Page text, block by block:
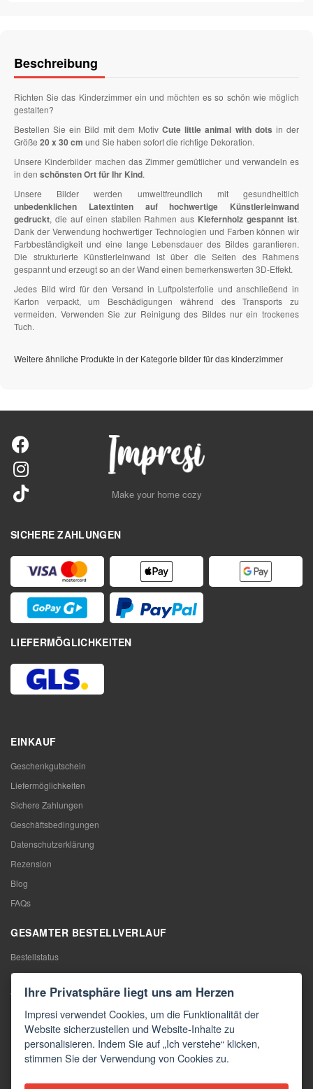
Beschreibung
Richten Sie das Kinderzimmer ein und möchten es so schön wie möglich
gestalten?
Bestellen Sie ein Bild mit dem MotivCute little animal with dots in der
Größe 20 x 30 cm und Sie haben sofort die richtige Dekoration.
Unsere Kinderbilder machen das Zimmer gemütlicher und verwandeln es
in den schönsten Ort für Ihr Kind.
Unsere Bilder werden umweltfreundlich mit gesundheitlich
unbedenklichen Latextinten auf hochwertige Künstlerleinwand
gedruckt, die auf einen stabilen Rahmen aus Kiefernholz gespannt ist.
Dank der Verwendung hochwertiger Technologien und Farben können wir
Farbbeständigkeit und eine lange Lebensdauer des Bildes garantieren.
Die strukturierte Künstlerleinwand ist über die Seiten des Rahmens
gespannt und erzeugt so an der Wand einen bemerkenswerten 3D-Effekt.
Jedes Bild wird für den Versand in Luftpolsterfolie und anschließend in
Karton verpackt, um Beschädigungen während des Transports zu
vermeiden. Verwenden Sie zur Reinigung des Bildes nur ein trockenes
Tuch.
Weitere ähnliche Produkte in der Kategorie bilder für das kinderzimmer
Make your home cozy
SICHERE ZAHLUNGEN
LIEFERMÖGLICHKEITEN
EINKAUF
Geschenkgutschein
Liefermöglichkeiten
Sichere Zahlungen
Geschäftsbedingungen
Datenschutzerklärung
Rezension
Blog
FAQs
GESAMTER BESTELLVERLAUF
Bestellstatus
Meine Bestellung
Warentausch
Rücktritt vom Vertrag
Reklamation
KONTAKTE
Ihre Privatsphäre liegt uns am Herzen
Impresi verwendet Cookies, um die Funktionalität der
Website sicherzustellen und Website-Inhalte zu
personalisieren. Indem Sie auf „Ich verstehe“ klicken,
stimmen Sie der Verwendung von Cookies zu.